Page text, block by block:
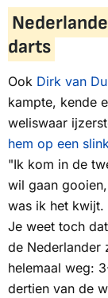
darts
Ook Dirk van
kampte, kende
weliswaar
hem op een
"Ik kom in de
wil gaan
was ik het kwijt.
Je weet toch
de Nederlander
helemaal weg:
dertien van de